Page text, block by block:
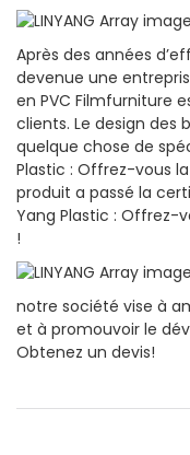
Après des années
devenue une
en PVC Filmfurniture
clients. Le design des
quelque chose de
Plastic : Offrez-vous
produit a passé la
Yang Plastic : Offrez-
!
notre société vise à
et à promouvoir le
Obtenez un devis!